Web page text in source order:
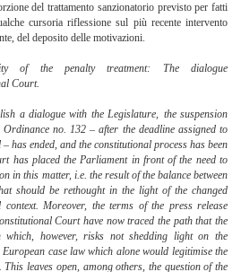
del trattamento sanzionatorio previsto per fatti
cursoria riflessione sul più recente intervento
del deposito delle motivazioni.
of the penalty treatment: The dialogue
Court.
a dialogue with the Legislature, the suspension
no. 132 – after the deadline assigned to
has ended, and the constitutional process has been
has placed the Parliament in front of the need to
in this matter, i.e. the result of the balance between
should be rethought in the light of the changed
Moreover, the terms of the press release
Court have now traced the path that the
which, however, risks not shedding light on the
case law which alone would legitimise the
leaves open, among others, the question of the